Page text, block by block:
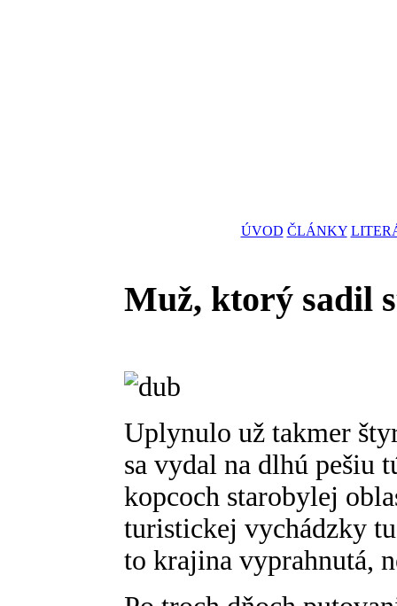
ÚVOD ČLÁNKY
Muž, ktorý sadil
Uplynulo už takmer
sa vydal na dlhú pešiu
kopcoch starobylej
turistickej vychádzky
to krajina vyprahnutá,